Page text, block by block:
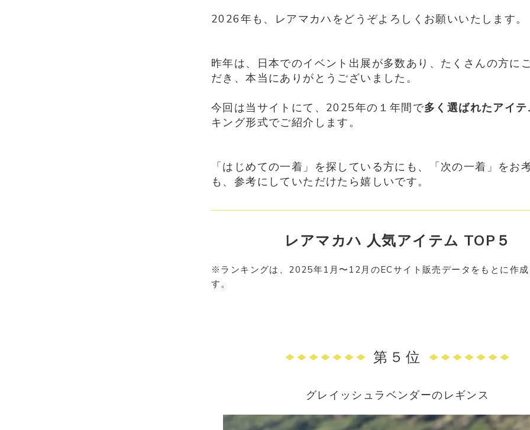
2026年も、レアマカハをどうぞよろしくお願いいたします。
昨年は、日本でのイベント出展が多数あり、 たくさんの方に
だき、本当にありがとうございました。
今回は当サイトにて、2025年の１年間で多く選ばれたアイテ
キング形式でご紹介します。
「はじめての一着」を探している方にも、
「次の一着」をお
も、 参考にしていただけたら嬉しいです。
レアマカハ 人気アイテム TOP５
※ランキングは、2025年1月〜12月のECサイト販売データをもとに作
す。
第５位
グレイッシュラベンダーのレギンス